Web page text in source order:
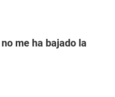
me ha bajado la